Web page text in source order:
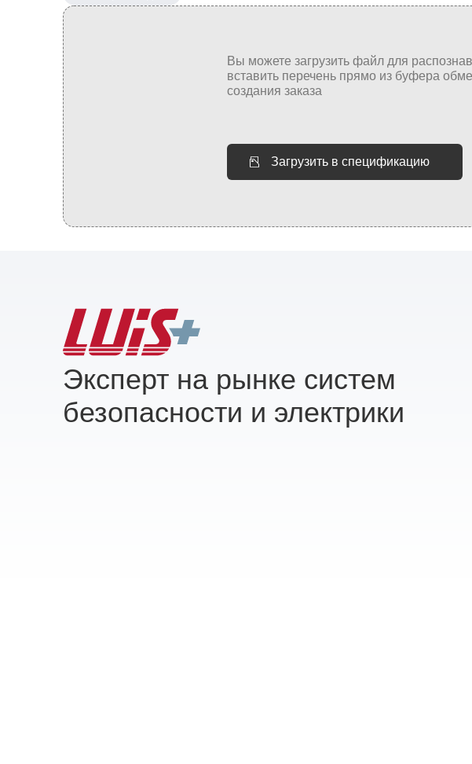
Загрузить в спецификацию
Эксперт на рынке систем
безопасности и электрики